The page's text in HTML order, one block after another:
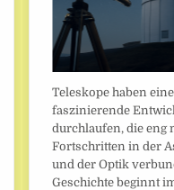
Teleskope haben eine
faszinierende
durchlaufen, die eng
Fortschritten in der
und der Optik
Geschichte beginnt